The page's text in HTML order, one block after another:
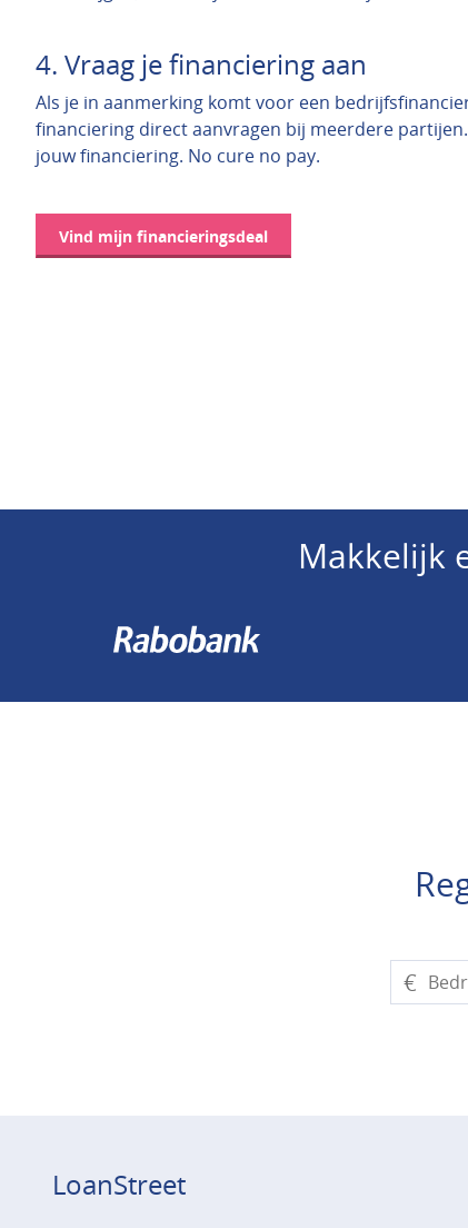
4. Vraag je financiering aan
Als je in aanmerking komt voor een
financiering direct aanvragen bij meerdere
jouw financiering. No cure no pay.
Vind mijn financieringsdeal
Makkelijk
€
LoanStreet